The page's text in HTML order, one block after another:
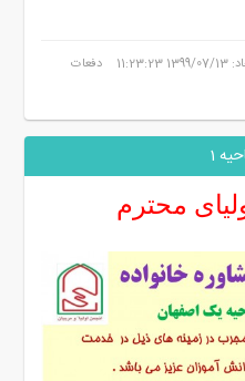
دفعات
1
محترم